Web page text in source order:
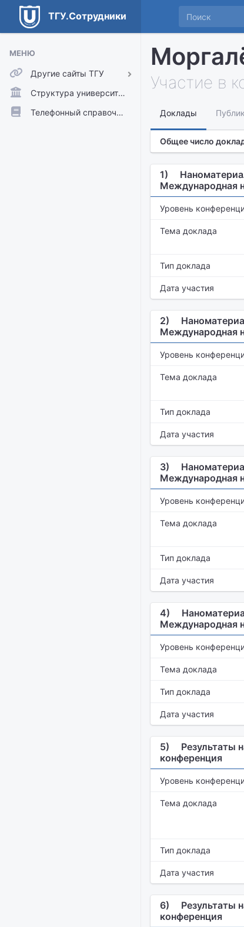
ТГУ.Сотрудники
МЕНЮ
Другие сайты ТГУ
ТГУ.Аккаунты
ТГУ.Расписание
Структура университета
Телефонный справочник
Участие в
Доклады
Общее число
1)
Международная
Уровень
Тема доклада
Тип доклада
Дата участия
2)
Международная
Уровень
Тема доклада
Тип доклада
Дата участия
3)
Международная
Уровень
Тема доклада
Тип доклада
Дата участия
4)
Международная
Уровень
Тема доклада
Тип доклада
Дата участия
5)
Результаты
конференция
Уровень
Тема доклада
Тип доклада
Дата участия
6)
Результаты
конференция